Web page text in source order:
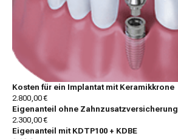
Kosten für ein Implantat mit Keramikkrone
2.800,00 €
Eigenanteil ohne Zahnzusatzversicherung
2.300,00 €
Eigenanteil mit KDTP100 + KDBE